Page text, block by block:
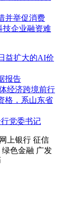
并举促消费
技企业融资难
益扩大的AI价
报告
经济跨境前行
格，系山东省
党委书记
网上银行 征信
绿色金融 广发